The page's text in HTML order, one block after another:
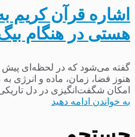
اشاره قرآن کریم
هستی در هنگام
گفته می‌شود که در لحظه‌ای پیش
هنوز فضا، زمان، ماده و انرژی
امکان شگفت‌انگیزی در دل
به خواندن ادامه دهید